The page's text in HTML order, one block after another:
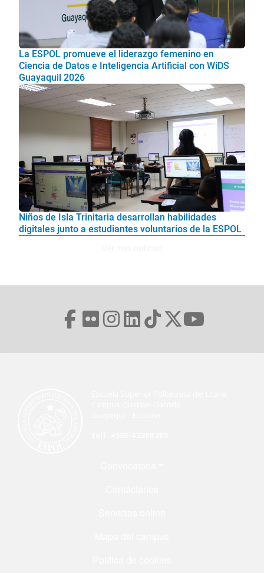
La ESPOL promueve el liderazgo femenino en
Ciencia de Datos e Inteligencia Artificial con WiDS
Guayaquil 2026
Niños de Isla Trinitaria desarrollan habilidades
digitales junto a estudiantes voluntarios de la ESPOL